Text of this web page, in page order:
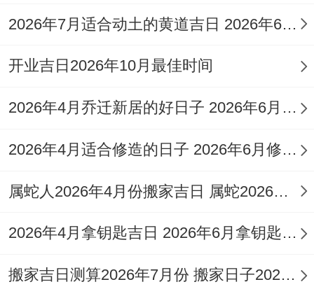
坟，发现棺材板有裂痕，特意选了5月22日
家族生意就转亏为盈。
而修坟时的供品摆放也有讲究，水果要选苹
的,取"圆满无缺"的寓意。
要我说啊~最忌讳的就是在墓地大声喧哗~有
致主家三个月内连遭车祸。
天气同生态的平衡之路
2026年7月适合动土的黄道吉日 2026年6月动土的黄道吉日
开业吉日2026年10月最佳时间
2026年4月乔迁新居的好日子 2026年6月乔迁入宅最好的日子
2026年4月适合修造的日子 2026年6月修造吉日
属蛇人2026年4月份搬家吉日 属蛇2026年4月最佳乔迁日期
2026年4月拿钥匙吉日 2026年6月拿钥匙的日子
搬家吉日测算2026年7月份 搬家日子2026年6月黄道吉日